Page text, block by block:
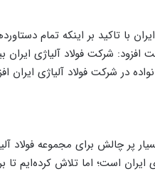
با تاکید بر اینکه تمام
۱۴۰۳ را سالی بسیار پر چالش برای
ایران است؛ اما تلاش کرده‌ایم